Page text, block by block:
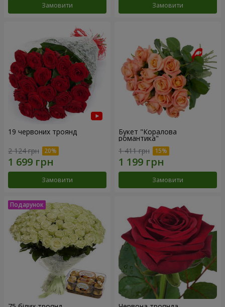
Замовити Замовити
19 червоних троянд
2 124 грн
Замовити
Букет "Коралова
романтика"
1 411 грн
Замовити